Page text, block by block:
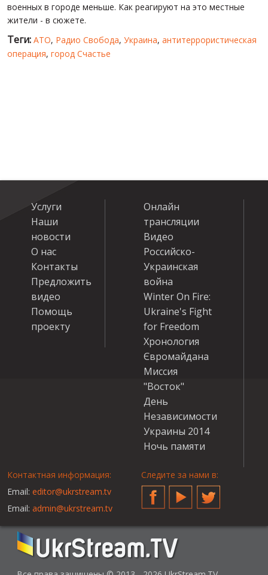
военных в городе меньше. Как реагируют на это местные
жители - в сюжете.
Теги: АТО, Радио Свобода, Украина, антитеррористическая
операция, город Счастье
Услуги
Наши
новости
О нас
Контакты
Предложить
видео
Помощь
проекту
Онлайн
трансляции
Видео
Российско-
Украинская
война
Winter On Fire:
Ukraine's Fight
for Freedom
Хронология
Євромайдана
Миссия
"Восток"
День
Независимости
Украины 2014
Ночь памяти
Контактная информация:
Email: editor@ukrstream.tv
Email: admin@ukrstream.tv
Следите за нами в:
FacebookYouTubeTwitter